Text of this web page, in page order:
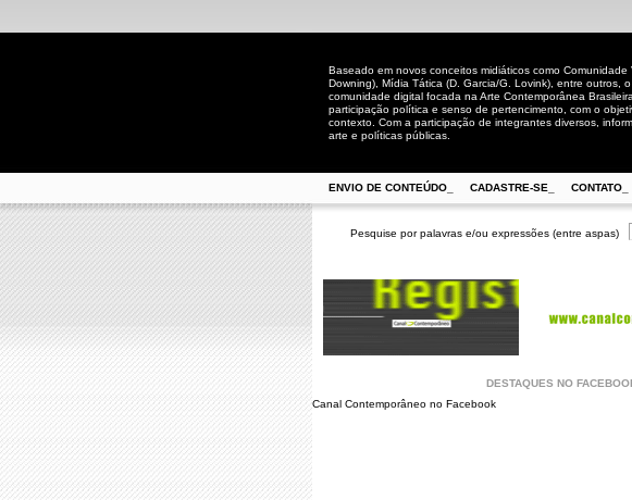
Baseado em novos conceitos midiáticos como Comunidade
Downing), Mídia Tática (D. Garcia/G. Lovink), entre outros,
comunidade digital focada na Arte Contemporânea
participação política e senso de pertencimento, com o
contexto. Com a participação de integrantes diversos,
arte e políticas públicas.
ENVIO DE CONTEÚDO_ CADASTRE-SE_ CONTATO_
Pesquise por palavras e/ou expressões (entre aspas)
DESTAQUES NO
Canal Contemporâneo no Facebook